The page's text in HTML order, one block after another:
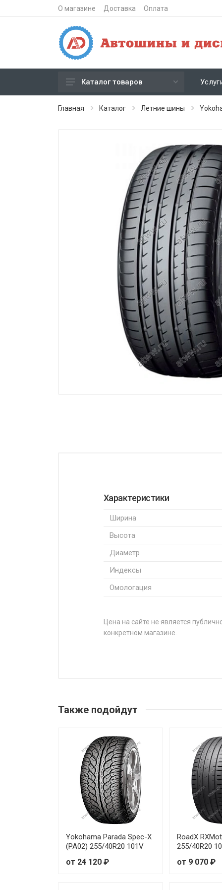
О магазине Доставка Оплата
Зимние шипованные шины
Штампованные диски
Каталог товаров
Главная Каталог Летние шины
Характеристики
Ширина
Высота
Диаметр
Индексы
Омологация
Цена на сайте не является
конкретном магазине.
Yokohama Advan V105 225/
Yokohama Advan V105 225/
Yokohama Advan V105 225/
Yokohama Advan V105 225/
Yokohama Advan V105 225/
Yokohama Advan V105 225/
Yokohama Advan V105 225/
Также подойдут
Yokohama Parada Spec-X
(PA02) 255/40R20 101V
от 24 120 ₽
RoadX
255/40R20
от 9 070 ₽